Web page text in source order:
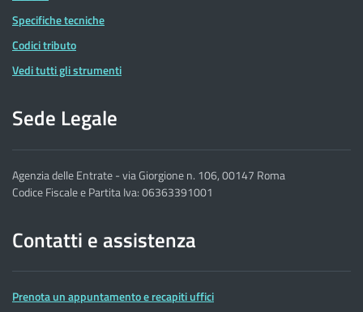
Specifiche tecniche
Codici tributo
Vedi tutti gli strumenti
Sede Legale
Agenzia delle Entrate - via Giorgione n. 106, 00147 Roma
Codice Fiscale e Partita Iva: 06363391001
Contatti e assistenza
Prenota un appuntamento e recapiti uffici